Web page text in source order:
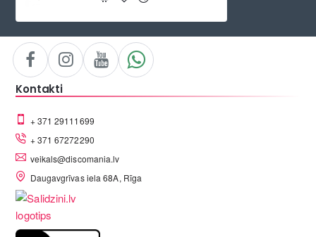
Kontakti
+ 371 29111699
+ 371 67272290
veikals@discomania.lv
Daugavgrīvas iela 68A, Rīga